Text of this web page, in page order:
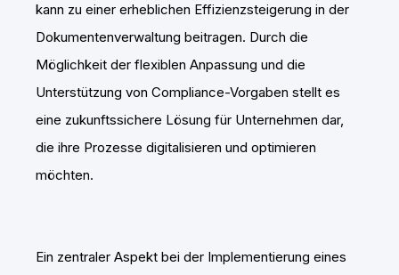
kann zu einer erheblichen Effizienzsteigerung in der
Dokumentenverwaltung beitragen. Durch die
Möglichkeit der flexiblen Anpassung und die
Unterstützung von Compliance-Vorgaben stellt es
eine zukunftssichere Lösung für Unternehmen dar,
die ihre Prozesse digitalisieren und optimieren
möchten.
Ein zentraler Aspekt bei der Implementierung eines